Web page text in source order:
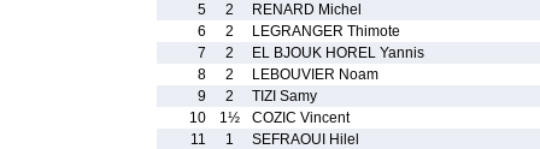
5
2
RENARD Michel
6
2
LEGRANGER Thimote
7
2
EL BJOUK HOREL Yannis
8
2
LEBOUVIER Noam
9
2
TIZI Samy
10
1½
COZIC Vincent
11
1
SEFRAOUI Hilel